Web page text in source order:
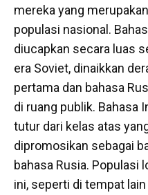
mereka yang
populasi nasional.
diucapkan secara luas
era Soviet, dinaikkan
pertama dan bahasa
di ruang publik. Bahasa
tutur dari kelas atas
dipromosikan sebagai
bahasa Rusia. Populasi
ini, seperti di tempat